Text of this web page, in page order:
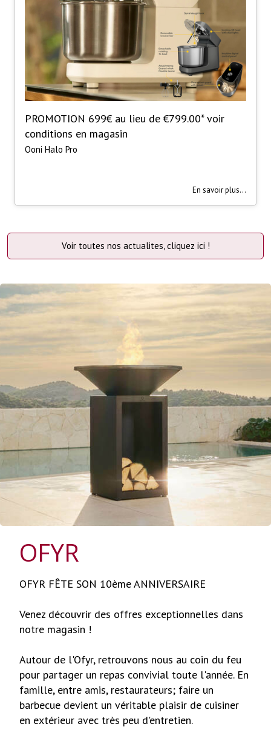
PROMOTION 699€ au lieu de €799.00* voir
conditions en magasin
Ooni Halo Pro
En savoir plus...
Voir toutes nos actualites, cliquez ici !
OFYR
OFYR FÊTE SON 10ème ANNIVERSAIRE
Venez découvrir des offres exceptionnelles dans
notre magasin !
Autour de l'Ofyr, retrouvons nous au coin du feu
pour partager un repas convivial toute l'année. En
famille, entre amis, restaurateurs; faire un
barbecue devient un véritable plaisir de cuisiner
en extérieur avec très peu d'entretien.